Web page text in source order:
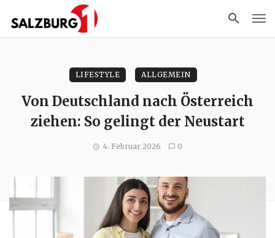
LIFESTYLE ALLGEMEIN
Von Deutschland nach Österreich
ziehen: So gelingt der Neustart
4. Februar 2026 0